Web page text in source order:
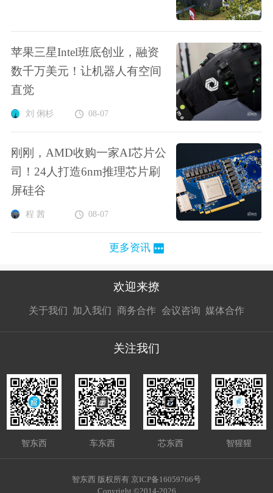
苹果三星Intel班底创业，融资
数千万美元！让机器人有空间
直觉
刘 俐杉 08-07
刚刚，AMD收购一家AI芯片公
司！24人打造6nm推理芯片刷
屏硅谷
程 茜 08-07
更多资讯
欢迎来撩
关于我们 加入我们
接扔简历
商务合作
接开聊
会议咨询 媒体合作
接开聊
关注我们
智东西 车东西 芯东西 智猩猩
智东西 版权所有 京ICP备16059766号
Copyright ©2014-2026